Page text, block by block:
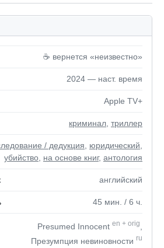
☕️ вернется «неизвестно»
2024 — наст. время
Apple TV+
криминал триллер
/ дедукция юридический
убийство на основе книг, антология
английский
45 мин. / 6 ч.
Presumed Innocent en + orig
Презумпция невиновности ru